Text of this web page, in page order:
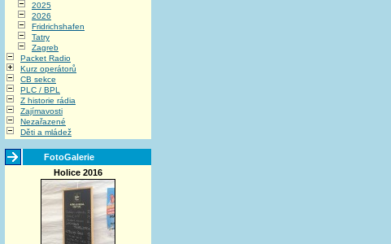
2025
2026
Fridrichshafen
Tatry
Zagreb
Packet Radio
Kurz operátorů
CB sekce
PLC / BPL
Z historie rádia
Zajímavosti
Nezařazené
Děti a mládež
FotoGalerie
Holice 2016